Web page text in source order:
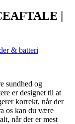
|
& batteri
sundhed og
er designet til at
korrekt, når der
os kan du være
når der er mest